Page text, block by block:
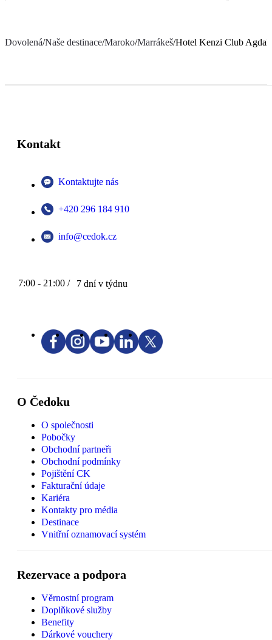
Dovolená/Naše destinace/Maroko/Marrákeš/Hotel Kenzi Club Agdal
Kontakt
Kontaktujte nás
+420 296 184 910
info@cedok.cz
7:00 - 21:00 / 7 dní v týdnu
O Čedoku
O společnosti
Pobočky
Obchodní partneři
Obchodní podmínky
Pojištění CK
Fakturační údaje
Kariéra
Kontakty pro média
Destinace
Vnitřní oznamovací systém
Rezervace a podpora
Věrnostní program
Doplňkové služby
Benefity
Dárkové vouchery